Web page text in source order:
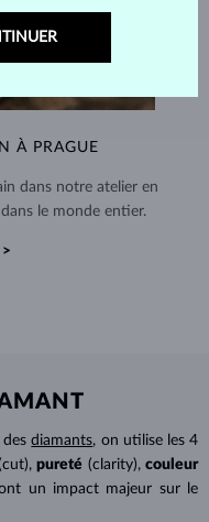
À PRAGUE
dans notre atelier en
le monde entier.
desdiamants, on utilise les 4
pureté (clarity), couleur
un impact majeur sur le